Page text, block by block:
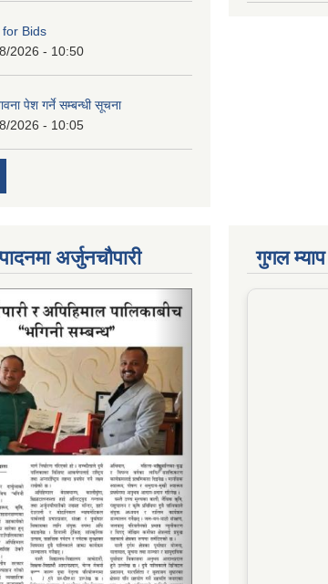
Bids
2026 - 10:50
पेश गर्ने सम्बन्धी सूचना
2026 - 10:05
अर्जुनचौपारी गुगल म्याप